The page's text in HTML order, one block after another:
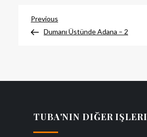
Post
Previous
post
Previous
Dumanı Üstünde Adana – 2
TUBA'NIN DIĞER IŞLERI